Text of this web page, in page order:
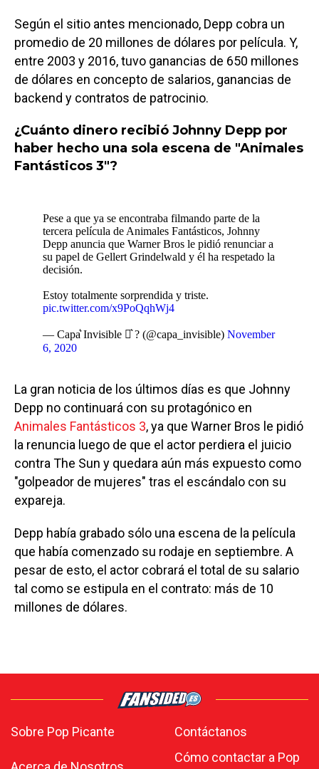
Según el sitio antes mencionado, Depp cobra un
promedio de 20 millones de dólares por película. Y,
entre 2003 y 2016, tuvo ganancias de 650 millones
de dólares en concepto de salarios, ganancias de
backend y contratos de patrocinio.
¿Cuánto dinero recibió Johnny Depp por
haber hecho una sola escena de "Animales
Fantásticos 3"?
Pese a que ya se encontraba filmando parte de la
tercera película de Animales Fantásticos, Johnny
Depp anuncia que Warner Bros le pidió renunciar a
su papel de Gellert Grindelwald y él ha respetado la
decisión.
Estoy totalmente sorprendida y triste.
pic.twitter.com/x9PoQqhWj4
— Capa͛ Invisible ⚯͛ ? (@capa_invisible) November
6, 2020
La gran noticia de los últimos días es que Johnny
Depp no continuará con su protagónico en
Animales Fantásticos 3, ya que Warner Bros le pidió
la renuncia luego de que el actor perdiera el juicio
contra The Sun y quedara aún más expuesto como
"golpeador de mujeres" tras el escándalo con su
expareja.
Depp había grabado sólo una escena de la película
que había comenzado su rodaje en septiembre. A
pesar de esto, el actor cobrará el total de su salario
tal como se estipula en el contrato: más de 10
millones de dólares.
Sobre Pop Picante Contáctanos
Cómo contactar a Pop